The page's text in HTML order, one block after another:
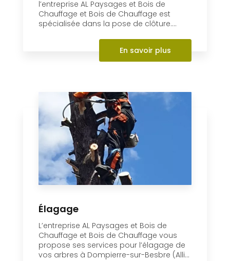
l’entreprise AL Paysages et Bois de
Chauffage et Bois de Chauffage est
spécialisée dans la pose de clôture....
En savoir plus
Élagage
L’entreprise AL Paysages et Bois de
Chauffage et Bois de Chauffage vous
propose ses services pour l’élagage de
vos arbres à Dompierre-sur-Besbre (Alli...